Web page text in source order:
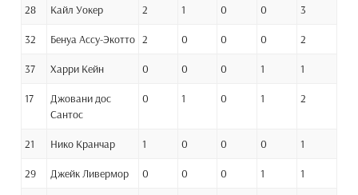
28 Кайл Уокер 2 1 0 0 3
32 Бенуа Ассу-Экотто 2 0 0 0 2
37 Харри Кейн 0 0 0 1 1
17
Джовани дос
Сантос
0 1 0 1 2
21 Нико Кранчар 1 0 0 0 1
29 Джейк Ливермор 0 0 0 1 1